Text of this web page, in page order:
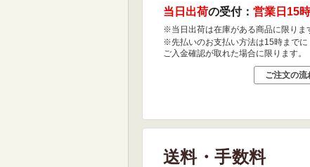
当日出荷の受付： 営業日15
※当日出荷は在庫がある商品に限りま
※先払いのお支払い方法は15時までに
ご入金確認が取れた場合に限ります。
ご注文の流
送料・手数料